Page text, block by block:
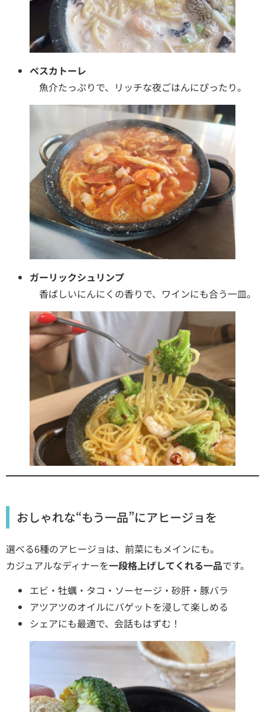
ペスカトーレ
魚介たっぷりで、リッチな夜ごはんにぴったり。
ガーリックシュリンプ
香ばしいにんにくの香りで、ワインにも合う一皿。
おしゃれな“もう一品”にアヒージョを
選べる6種のアヒージョは、前菜にもメインにも。
カジュアルなディナーを一段格上げしてくれる一品です。
エビ・牡蠣・タコ・ソーセージ・砂肝・豚バラ
アツアツのオイルにバゲットを浸して楽しめる
シェアにも最適で、会話もはずむ！